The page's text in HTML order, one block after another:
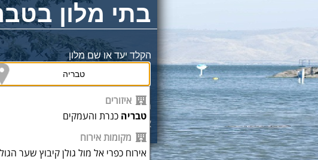
בתי מלון
הקלד יעד או שם מלון
מחוייבים למחירים זולים
אצלינו המחירים כוללים מע"מ
איזורים
טבריה כנרת והעמקים
מקומות אירוח
אירוח כפרי אל מול גולן קיבוץ שער